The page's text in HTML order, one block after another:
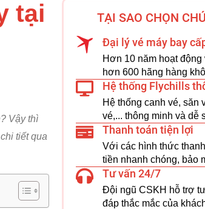
tại
Vậy thì
tiết qua
TẠI SAO CHỌN
Đại lý vé máy bay
Hơn 10 năm hoạt
hơn 600 hãng hàng
Hệ thống Flychills
Hệ thống canh vé, săn
vé,... thông minh và dễ
Thanh toán tiện lợi
Với các hình thức
tiền nhanh chóng, bảo
Tư vấn 24/7
Đội ngũ CSKH hỗ trợ
đáp thắc mắc của